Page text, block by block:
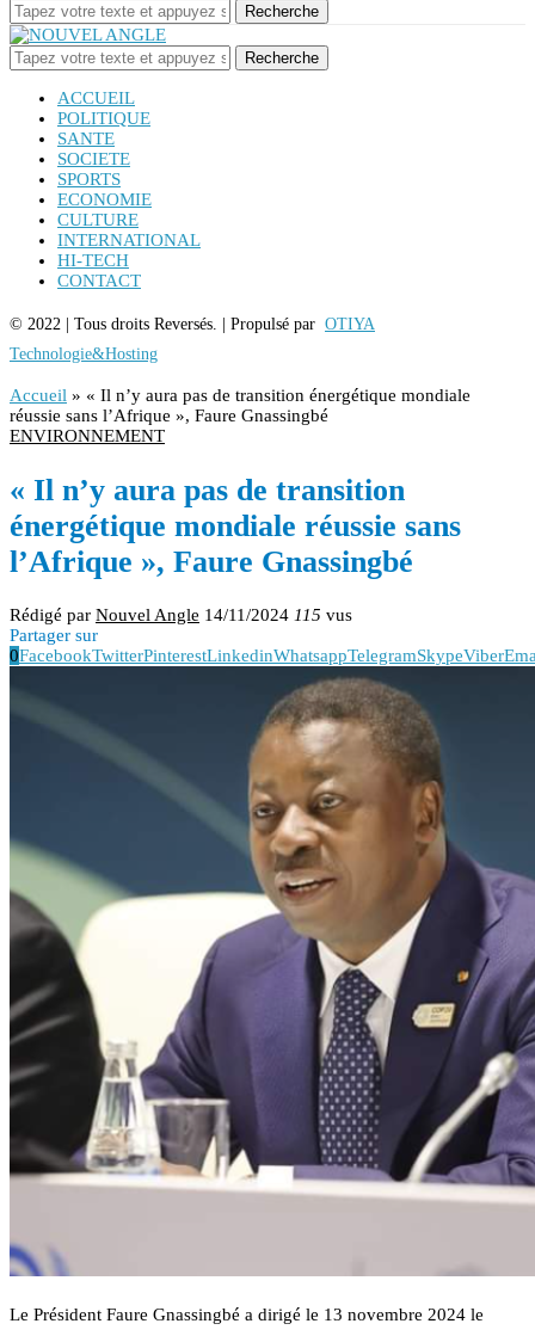
Recherche
Recherche
ACCUEIL
POLITIQUE
SANTE
SOCIETE
SPORTS
ECONOMIE
CULTURE
INTERNATIONAL
HI-TECH
CONTACT
© 2022 | Tous droits Reversés. | Propulsé par OTIYA
Technologie&Hosting
Accueil » « Il n’y aura pas de transition énergétique mondiale
réussie sans l’Afrique », Faure Gnassingbé
ENVIRONNEMENT
« Il n’y aura pas de transition
énergétique mondiale réussie sans
l’Afrique », Faure Gnassingbé
Rédigé par Nouvel Angle 14/11/2024 115 vus
Partager sur
0FacebookTwitterPinterestLinkedinWhatsappTelegramSkypeViber
Le Président Faure Gnassingbé a dirigé le 13 novembre 2024 le